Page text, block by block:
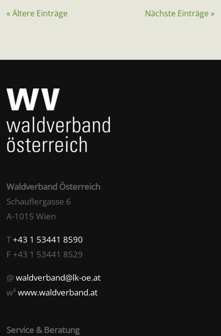
« Ältere Einträge Nächste Einträge »
Waldverband Österreich
Schauflergasse 6
A-1015 Wien
T+43 1 53441 8590
F +43 1 53441 8529
@waldverband@lk-oe.at
w³www.waldverband.at
Service & Beratung